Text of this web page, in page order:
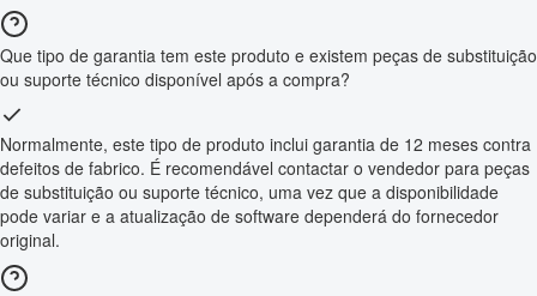
Que tipo de garantia tem este produto e existem peças de substituição
ou suporte técnico disponível após a compra?
Normalmente, este tipo de produto inclui garantia de 12 meses contra
defeitos de fabrico. É recomendável contactar o vendedor para peças
de substituição ou suporte técnico, uma vez que a disponibilidade
pode variar e a atualização de software dependerá do fornecedor
original.